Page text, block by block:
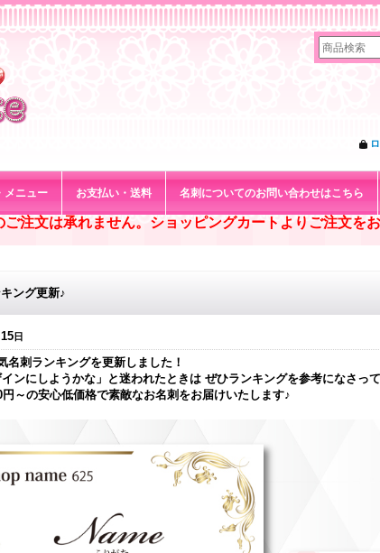
メニュー お支払い・送料 名刺についてのお問い合わせはこちら
注文は承れません。ショッピングカートよりご注文を
ング更新♪
15日
名刺ランキングを更新しました！
インにしようかな」と迷われたときは ぜひランキングを参考になさっ
円～の安心低価格で素敵なお名刺をお届けいたします♪